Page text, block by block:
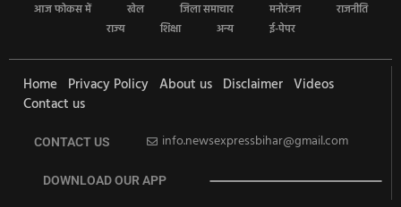
आज फोकस में खेल जिला समाचार मनोरंजन
राजनीति
राज्य
शिक्षा अन्य ई-पेपर
Home Privacy Policy About us Disclaimer Videos
Contact us
CONTACT US info.newsexpressbihar@gmail.com
DOWNLOAD OUR APP